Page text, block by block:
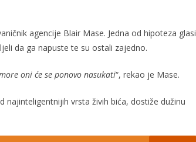
agencije Blair Mase. Jedna od hipoteza glasi
da ga napuste te su ostali zajedno.
oni će se ponovo nasukati“, rekao je Mase.
vrsta živih bića, dostiže dužinu